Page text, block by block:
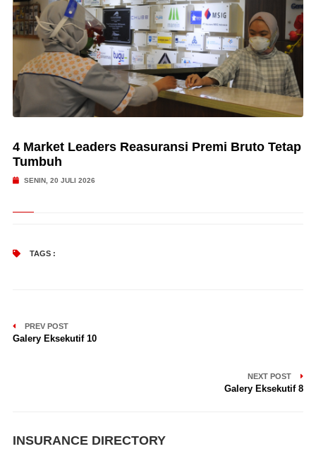
4 Market Leaders Reasuransi Premi Bruto Tetap
Tumbuh
SENIN, 20 JULI 2026
TAGS :
PREV POST
Galery Eksekutif 10
NEXT POST
Galery Eksekutif 8
INSURANCE DIRECTORY